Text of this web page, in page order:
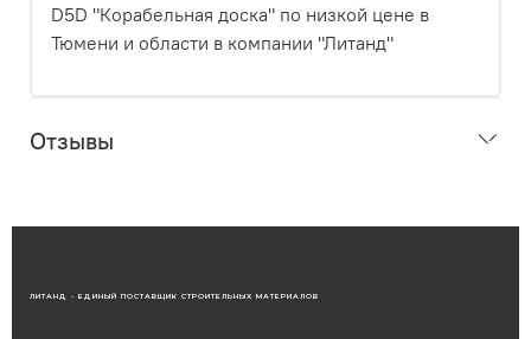
D5D "Корабельная доска" по низкой цене в
Тюмени и области в компании "Литанд"
Отзывы
ЛИТАНД - ЕДИНЫЙ ПОСТАВЩИК СТРОИТЕЛЬНЫХ МАТЕРИАЛОВ